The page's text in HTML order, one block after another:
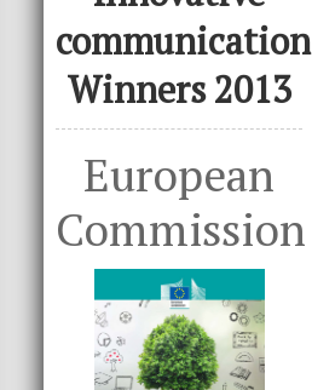
communication
Winners 2013
European
Commission